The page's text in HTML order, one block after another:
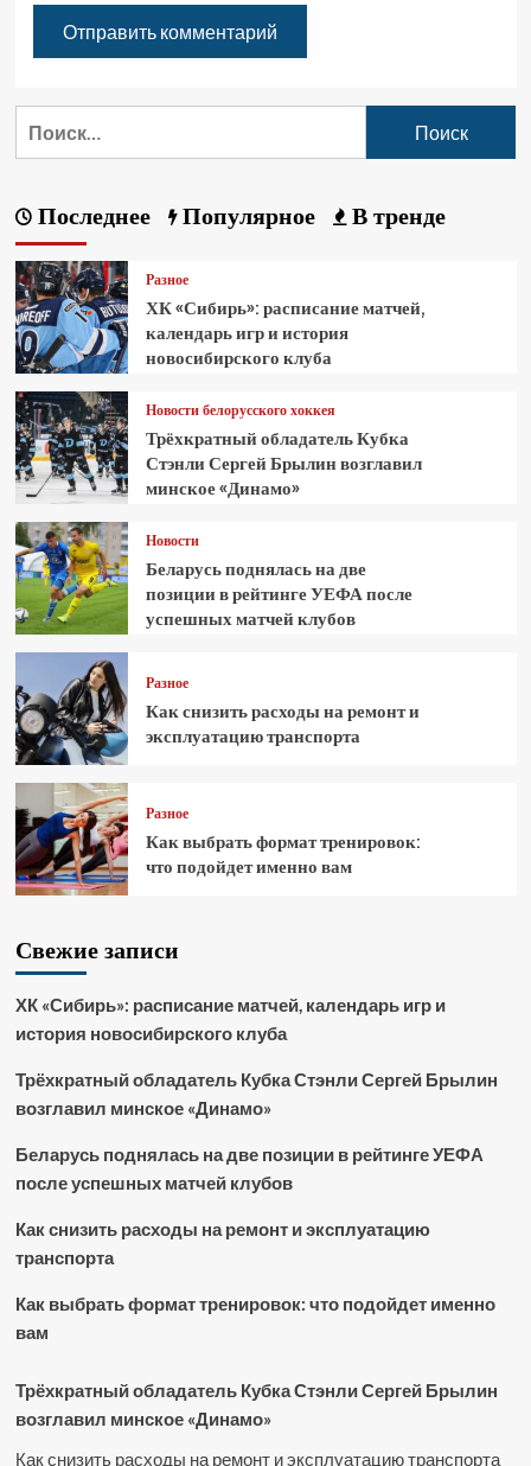
Последнее Популярное В тренде
Разное
ХК «Сибирь»: расписание матчей,
календарь игр и история
новосибирского клуба
Новости белорусского хоккея
Трёхкратный обладатель Кубка
Стэнли Сергей Брылин возглавил
минское «Динамо»
Новости
Беларусь поднялась на две
позиции в рейтинге УЕФА после
успешных матчей клубов
Разное
Как снизить расходы на ремонт и
эксплуатацию транспорта
Разное
Как выбрать формат тренировок:
что подойдет именно вам
Свежие записи
ХК «Сибирь»: расписание матчей, календарь игр и
история новосибирского клуба
Трёхкратный обладатель Кубка Стэнли Сергей Брылин
возглавил минское «Динамо»
Беларусь поднялась на две позиции в рейтинге УЕФА
после успешных матчей клубов
Как снизить расходы на ремонт и эксплуатацию
транспорта
Как выбрать формат тренировок: что подойдет именно
вам
Трёхкратный обладатель Кубка Стэнли Сергей Брылин
возглавил минское «Динамо»
Как снизить расходы на ремонт и эксплуатацию транспорта